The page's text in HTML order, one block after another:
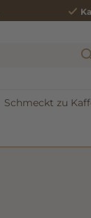
Schmeckt zu